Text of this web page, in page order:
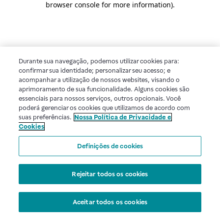
browser console for more information).
Durante sua navegação, podemos utilizar cookies para:
confirmar sua identidade; personalizar seu acesso; e
acompanhar a utilização de nossos websites, visando o
aprimoramento de sua funcionalidade. Alguns cookies são
essenciais para nossos serviços, outros opcionais. Você
poderá gerenciar os cookies que utilizamos de acordo com
suas preferências. Nossa Política de Privacidade e
Cookies
Definições de cookies
Rejeitar todos os cookies
Aceitar todos os cookies